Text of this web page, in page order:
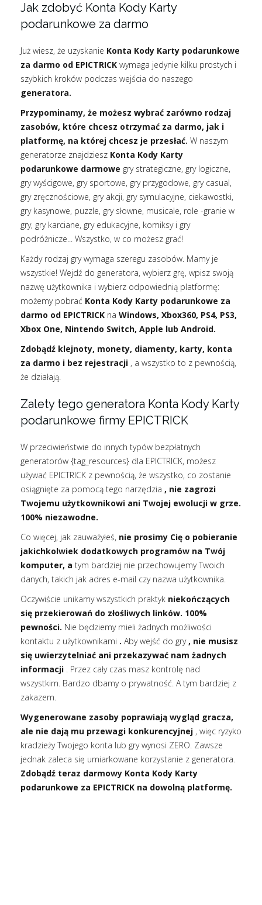
Jak zdobyć Konta Kody Karty
podarunkowe za darmo
Już wiesz, że uzyskanie Konta Kody Karty podarunkowe
za darmo od EPICTRICK wymaga jedynie kilku prostych i
szybkich kroków podczas wejścia do naszego
generatora.
Przypominamy, że możesz wybrać zarówno rodzaj
zasobów, które chcesz otrzymać za darmo, jak i
platformę, na której chcesz je przesłać. W naszym
generatorze znajdziesz Konta Kody Karty
podarunkowe darmowe gry strategiczne, gry logiczne,
gry wyścigowe, gry sportowe, gry przygodowe, gry casual,
gry zręcznościowe, gry akcji, gry symulacyjne, ciekawostki,
gry kasynowe, puzzle, gry słowne, musicale, role -granie w
gry, gry karciane, gry edukacyjne, komiksy i gry
podróżnicze... Wszystko, w co możesz grać!
Każdy rodzaj gry wymaga szeregu zasobów. Mamy je
wszystkie! Wejdź do generatora, wybierz grę, wpisz swoją
nazwę użytkownika i wybierz odpowiednią platformę:
możemy pobrać Konta Kody Karty podarunkowe za
darmo od EPICTRICK na Windows, Xbox360, PS4, PS3,
Xbox One, Nintendo Switch, Apple lub Android.
Zdobądź klejnoty, monety, diamenty, karty, konta
za darmo i bez rejestracji , a wszystko to z pewnością,
że działają.
Zalety tego generatora Konta Kody Karty
podarunkowe firmy EPICTRICK
W przeciwieństwie do innych typów bezpłatnych
generatorów {tag_resources} dla EPICTRICK, możesz
używać EPICTRICK z pewnością, że wszystko, co zostanie
osiągnięte za pomocą tego narzędzia , nie zagrozi
Twojemu użytkownikowi ani Twojej ewolucji w grze.
100% niezawodne.
Co więcej, jak zauważyłeś, nie prosimy Cię o pobieranie
jakichkolwiek dodatkowych programów na Twój
komputer, a tym bardziej nie przechowujemy Twoich
danych, takich jak adres e-mail czy nazwa użytkownika.
Oczywiście unikamy wszystkich praktyk niekończących
się przekierowań do złośliwych linków. 100%
pewności. Nie będziemy mieli żadnych możliwości
kontaktu z użytkownikami . Aby wejść do gry, nie musisz
się uwierzytelniać ani przekazywać nam żadnych
informacji . Przez cały czas masz kontrolę nad
wszystkim. Bardzo dbamy o prywatność. A tym bardziej z
zakazem.
Wygenerowane zasoby poprawiają wygląd gracza,
ale nie dają mu przewagi konkurencyjnej , więc ryzyko
kradzieży Twojego konta lub gry wynosi ZERO. Zawsze
jednak zaleca się umiarkowane korzystanie z generatora.
Zdobądź teraz darmowy Konta Kody Karty
podarunkowe za EPICTRICK na dowolną platformę.